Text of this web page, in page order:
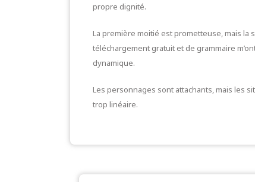
propre dignité.
La première moitié est prometteuse, mais la
téléchargement gratuit et de grammaire
dynamique.
Les personnages sont attachants, mais les
trop linéaire.